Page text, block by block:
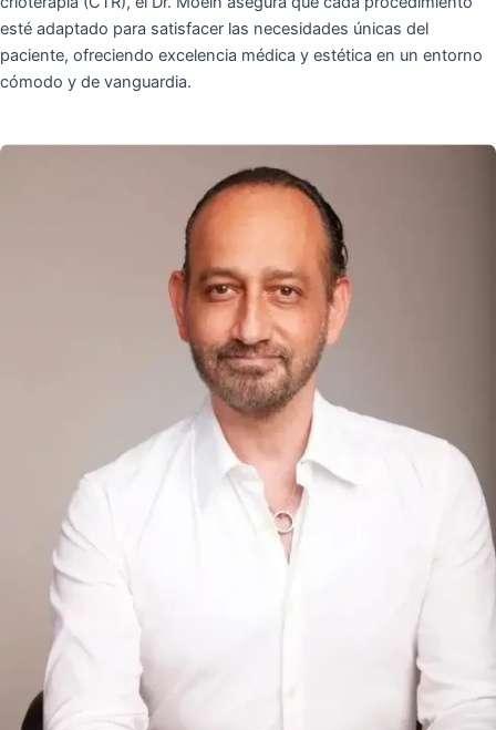
esté adaptado para satisfacer las necesidades únicas del
paciente, ofreciendo excelencia médica y estética en un entorno
cómodo y de vanguardia.